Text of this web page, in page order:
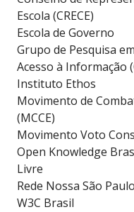
Escola (CRECE)
Escola de Governo
Grupo de Pesquisa
Acesso à Informação
Instituto Ethos
Movimento de
(MCCE)
Movimento Voto
Open Knowledge
Livre
Rede Nossa São Paulo
W3C Brasil